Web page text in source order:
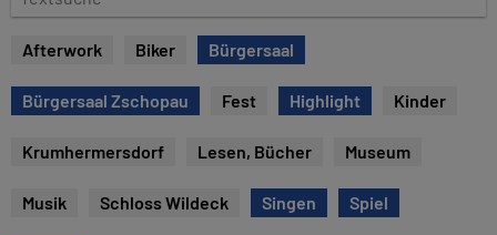
e
s
u
Afterwork Biker Bürgersaal
Bürgersaal Zschopau Fest Highlight Kinder
Krumhermersdorf Lesen, Bücher Museum
Musik Schloss Wildeck Singen Spiel